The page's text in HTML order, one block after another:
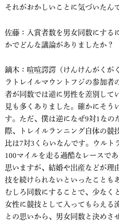
それがおかしいことに気づいたん
佐藤：入賞者数を男女同数にする
かでどんな議論がありましたか？
鏑木：喧喧諤諤（けんけんがくが
ラトレイルマウントフジの参加者
者が同数では逆に男性を差別して
見も多くありました。確かにそう
す。ただ、僕は逆になぜ9対1なの
際、トレイルランニング自体の競
比は7対3くらいなんです。ウルト
100マイルを走る過酷なレースで
思いますが、結婚や出産などが理
技を続けられないといったことも
むしろ同数にすることで、少なく
女性に競技として入ってもらえる
との思いから、男女同数と決めさ